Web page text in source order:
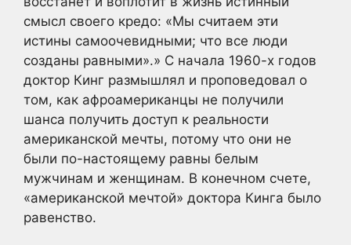
смысл своего кредо: «Мы считаем эти
истины самоочевидными; что все люди
созданы равными».» С начала 1960-х годов
доктор Кинг размышлял и проповедовал о
том, как афроамериканцы не получили
шанса получить доступ к реальности
американской мечты, потому что они не
были по-настоящему равны белым
мужчинам и женщинам. В конечном счете,
«американской мечтой» доктора Кинга было
равенство.